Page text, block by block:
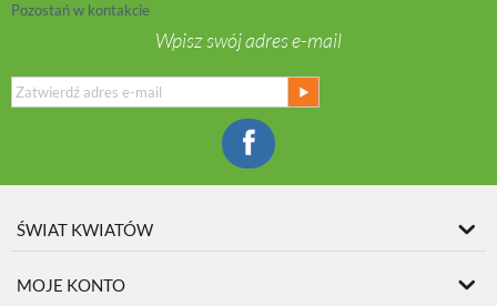
Pozostań w kontakcie
Wpisz swój adres e-mail
ŚWIAT KWIATÓW
MOJE KONTO